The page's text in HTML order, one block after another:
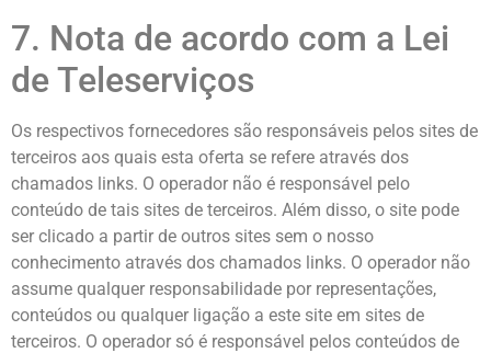
7. Nota de acordo com a Lei
de Teleserviços
Os respectivos fornecedores são responsáveis ​​pelos sites de
terceiros aos quais esta oferta se refere através dos
chamados links. O operador não é responsável pelo
conteúdo de tais sites de terceiros. Além disso, o site pode
ser clicado a partir de outros sites sem o nosso
conhecimento através dos chamados links. O operador não
assume qualquer responsabilidade por representações,
conteúdos ou qualquer ligação a este site em sites de
terceiros. O operador só é responsável pelos conteúdos de